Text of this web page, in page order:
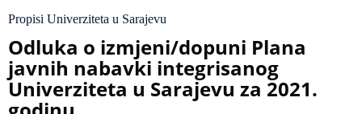
Propisi Univerziteta u Sarajevu
Odluka o izmjeni/dopuni Plana
javnih nabavki integrisanog
Univerziteta u Sarajevu za 2021.